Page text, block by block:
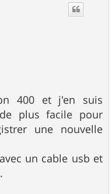
400 et j'en suis
plus facile pour
une nouvelle
un cable usb et